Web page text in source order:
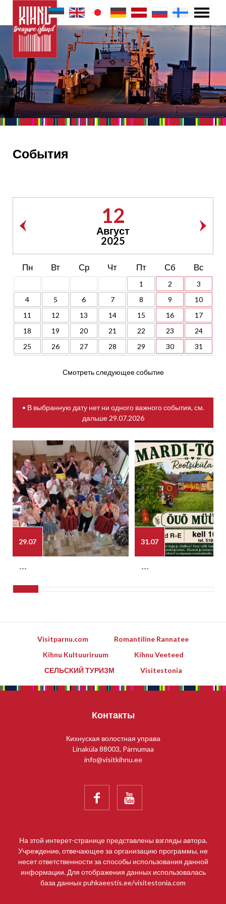
События
12
Август
2025
Пн Вт Ср Чт Пт Сб Вс
1 2
3
4
5 6 7 8 9
10
11
12 13 14 15 16
17
18
19 20 21 22 23
24
25
26 27 28 29 30 31
Смотреть следующее событие
• В выбранную дату нет ни одного важного события, см.
дальше 29.07.2026
29.07
---
31.07
---
Visitparnu.com
Romantiline Rannatee
Kihnu Kultuuriruum
Kihnu Veeteed
СЕЛЬСКИЙ ТУРИЗМ
Visitestonia
Контакты
Кихнуская волостная управа
Linaküla 88003, Pärnumaa
info@visitkihnu.ee
 
На зтой интерет-странице представлены взгляды автора.
Учреждение, отвечающее за организацию программы, не
несет ответственности за способы использования данной
информации. Для отображения данных использовалась
база данных puhkaeestis.ee/visitestonia.com